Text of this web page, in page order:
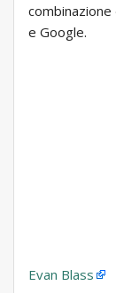
e Google.
Evan Blass